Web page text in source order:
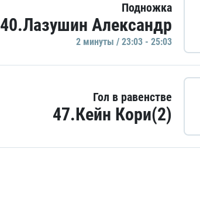
Подножка
40.Лазушин Александр
2 минуты / 23:03 - 25:03
Гол в равенстве
47.Кейн Кори(2)